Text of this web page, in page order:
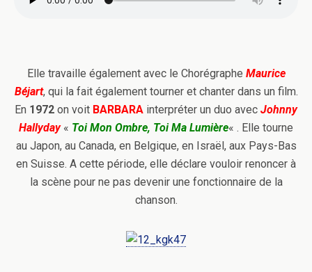
Elle travaille également avec le Chorégraphe Maurice
Béjart, qui la fait également tourner et chanter dans un film.
En 1972 on voit BARBARA interpréter un duo avec Johnny
Hallyday « Toi Mon Ombre, Toi Ma Lumière« . Elle tourne
au Japon, au Canada, en Belgique, en Israël, aux Pays-Bas
en Suisse. A cette période, elle déclare vouloir renoncer à
la scène pour ne pas devenir une fonctionnaire de la
chanson.